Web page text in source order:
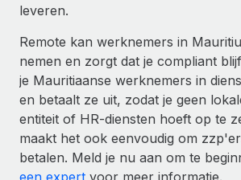
leveren.
Remote kan werknemers in
nemen en zorgt dat je compliant
je Mauritiaanse werknemers in
en betaalt ze uit, zodat je geen
entiteit of HR-diensten hoeft op te
maakt het ook eenvoudig om
betalen. Meld je nu aan om te
een expert voor meer informatie.